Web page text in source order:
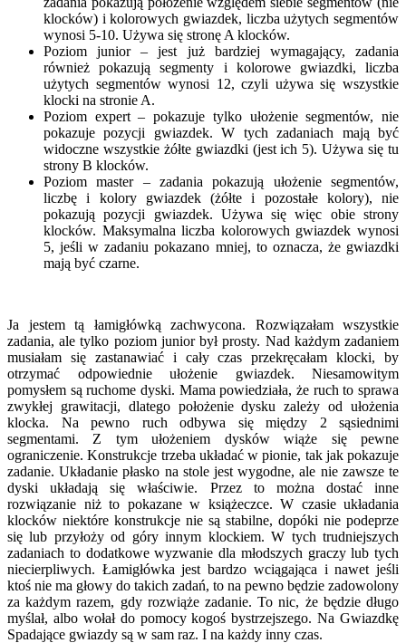
klocków) i kolorowych gwiazdek, liczba użytych segmentów
wynosi 5-10. Używa się stronę A klocków.
Poziom junior – jest już bardziej wymagający, zadania
również pokazują segmenty i kolorowe gwiazdki, liczba
użytych segmentów wynosi 12, czyli używa się wszystkie
klocki na stronie A.
Poziom expert – pokazuje tylko ułożenie segmentów, nie
pokazuje pozycji gwiazdek. W tych zadaniach mają być
widoczne wszystkie żółte gwiazdki (jest ich 5). Używa się tu
strony B klocków.
Poziom master – zadania pokazują ułożenie segmentów,
liczbę i kolory gwiazdek (żółte i pozostałe kolory), nie
pokazują pozycji gwiazdek. Używa się więc obie strony
klocków. Maksymalna liczba kolorowych gwiazdek wynosi
5, jeśli w zadaniu pokazano mniej, to oznacza, że gwiazdki
mają być czarne.
Ja jestem tą łamigłówką zachwycona. Rozwiązałam wszystkie
zadania, ale tylko poziom junior był prosty. Nad każdym zadaniem
musiałam się zastanawiać i cały czas przekręcałam klocki, by
otrzymać odpowiednie ułożenie gwiazdek. Niesamowitym
pomysłem są ruchome dyski. Mama powiedziała, że ruch to sprawa
zwykłej grawitacji, dlatego położenie dysku zależy od ułożenia
klocka. Na pewno ruch odbywa się między 2 sąsiednimi
segmentami. Z tym ułożeniem dysków wiąże się pewne
ograniczenie. Konstrukcje trzeba układać w pionie, tak jak pokazuje
zadanie. Układanie płasko na stole jest wygodne, ale nie zawsze te
dyski układają się właściwie. Przez to można dostać inne
rozwiązanie niż to pokazane w książeczce. W czasie układania
klocków niektóre konstrukcje nie są stabilne, dopóki nie podeprze
się lub przyłoży od góry innym klockiem. W tych trudniejszych
zadaniach to dodatkowe wyzwanie dla młodszych graczy lub tych
niecierpliwych. Łamigłówka jest bardzo wciągająca i nawet jeśli
ktoś nie ma głowy do takich zadań, to na pewno będzie zadowolony
za każdym razem, gdy rozwiąże zadanie. To nic, że będzie długo
myślał, albo wołał do pomocy kogoś bystrzejszego. Na Gwiazdkę
Spadające gwiazdy są w sam raz. I na każdy inny czas.